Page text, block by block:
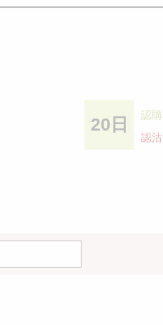
20日 認購
認沽